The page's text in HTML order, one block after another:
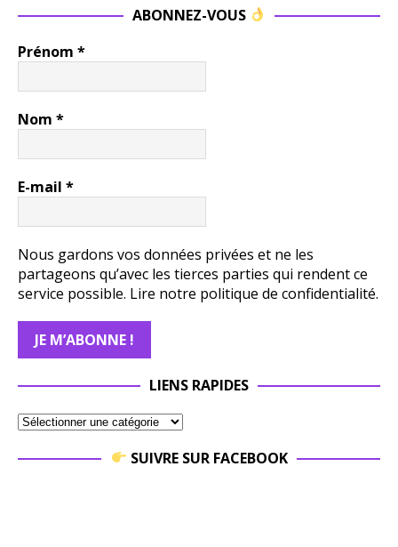
ABONNEZ-VOUS
Prénom *
Nom *
E-mail *
Nous gardons vos données privées et ne les
partageons qu’avec les tierces parties qui rendent ce
service possible. Lire notre politique de confidentialité.
LIENS RAPIDES
SUIVRE SUR FACEBOOK